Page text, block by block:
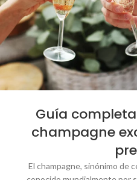
Guía
champagne
El champagne, sinónimo de